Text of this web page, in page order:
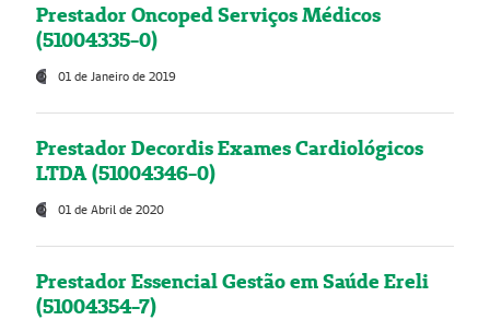
Prestador Oncoped Serviços Médicos
(51004335-0)
01 de Janeiro de 2019
Prestador Decordis Exames Cardiológicos
LTDA (51004346-0)
01 de Abril de 2020
Prestador Essencial Gestão em Saúde Ereli
(51004354-7)